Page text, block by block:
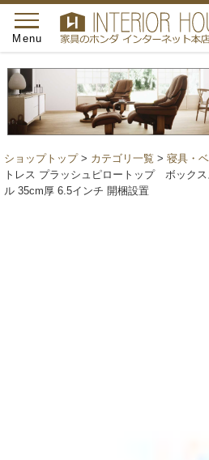
toggle
navigation
Menu
ショップトップ> カテゴリ一覧 > 寝具・
トレス プラッシュピロートップ ボック
ル 35cm厚 6.5インチ 開梱設置